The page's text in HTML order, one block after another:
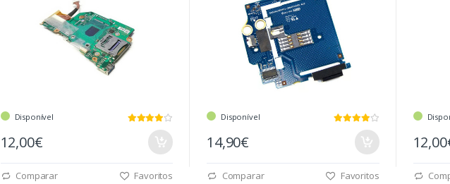
Disponível
12,00€
Comparar Favoritos
Disponível
14,90€
Comparar Favoritos